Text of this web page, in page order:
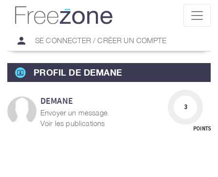
person SE CONNECTER / CRÉER UN COMPTE
PROFIL DE DEMANE
DEMANE
Envoyer un message
Voir les publications
3
POINTS